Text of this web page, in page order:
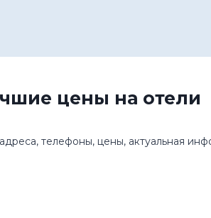
цены на отели
телефоны, цены, актуальная